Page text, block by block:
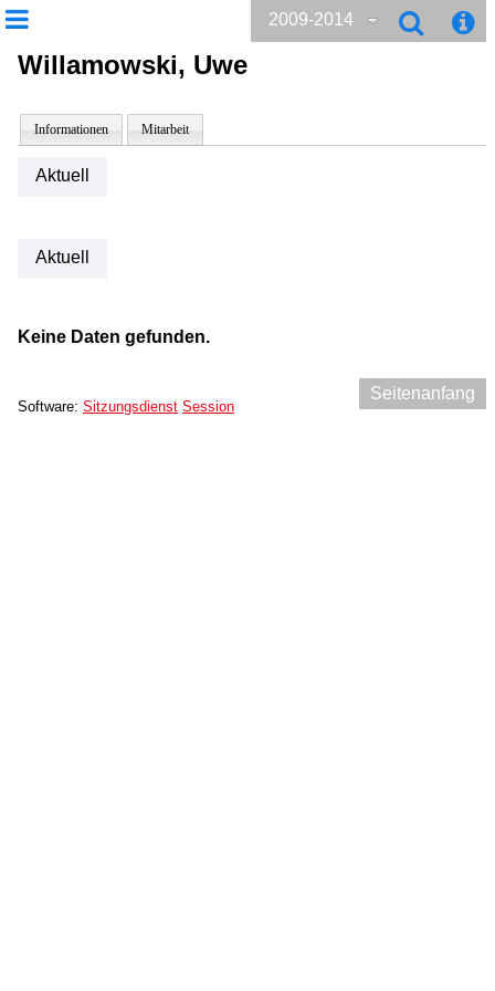
2009-2014
Willamowski, Uwe
Informationen Mitarbeit
Aktuell
Aktuell
Keine Daten gefunden.
Seitenanfang
Software: Sitzungsdienst Session